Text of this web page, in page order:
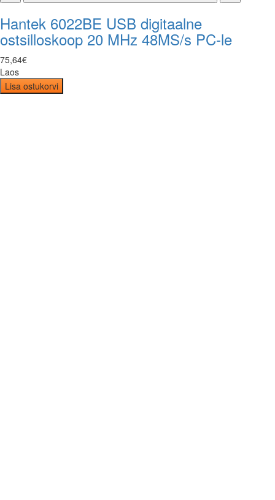
Hantek 6022BE USB digitaalne
ostsilloskoop 20 MHz 48MS/s PC-le
75,64€
Laos
Lisa ostukorvi